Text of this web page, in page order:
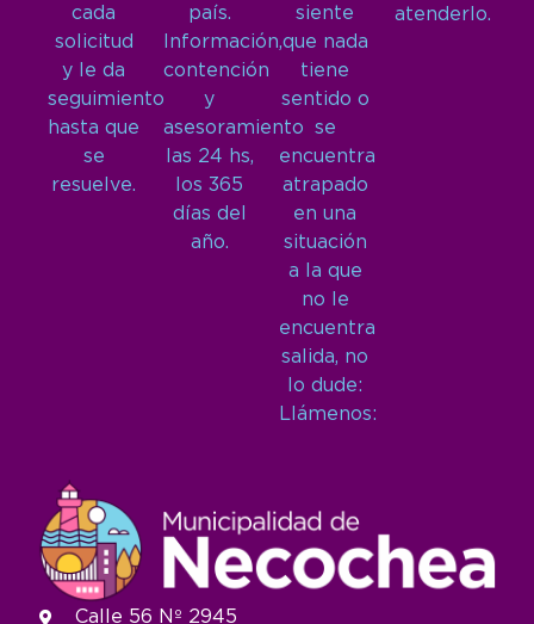
cada
solicitud
y le da
seguimiento
hasta que
se
resuelve.
país.
Información,
contención
y
asesoramiento
las 24 hs,
los 365
días del
año.
siente
que nada
tiene
sentido o
se
encuentra
atrapado
en una
situación
a la que
no le
encuentra
salida, no
lo dude:
Llámenos:
atenderlo.
Calle 56 Nº 2945